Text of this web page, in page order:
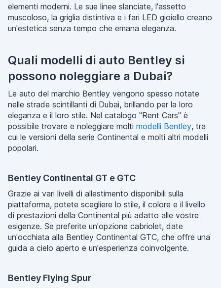
elementi moderni. Le sue linee slanciate, l'assetto
muscoloso, la griglia distintiva e i fari LED gioiello creano
un'estetica senza tempo che emana eleganza.
Quali modelli di auto Bentley si
possono noleggiare a Dubai?
Le auto del marchio Bentley vengono spesso notate
nelle strade scintillanti di Dubai, brillando per la loro
eleganza e il loro stile. Nel catalogo "Rent Cars" è
possibile trovare e noleggiare molti modelli Bentley, tra
cui le versioni della serie Continental e molti altri modelli
popolari.
Bentley Continental GT e GTC
Grazie ai vari livelli di allestimento disponibili sulla
piattaforma, potete scegliere lo stile, il colore e il livello
di prestazioni della Continental più adatto alle vostre
esigenze. Se preferite un'opzione cabriolet, date
un'occhiata alla Bentley Continental GTC, che offre una
guida a cielo aperto e un'esperienza coinvolgente.
Bentley Flying Spur